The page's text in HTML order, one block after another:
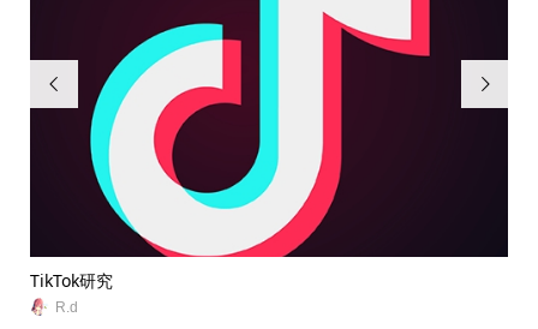

TikTok研究
R.d
